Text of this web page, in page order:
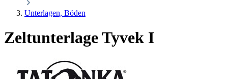
Unterlagen, Böden
Zeltunterlage Tyvek I